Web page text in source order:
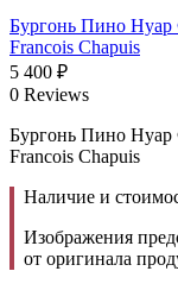
Бургонь Пино Нуар
Francois Chapuis
5 400 ₽
0 Reviews
Бургонь Пино Нуар
Francois Chapuis
Наличие и
Изображения
от оригинала